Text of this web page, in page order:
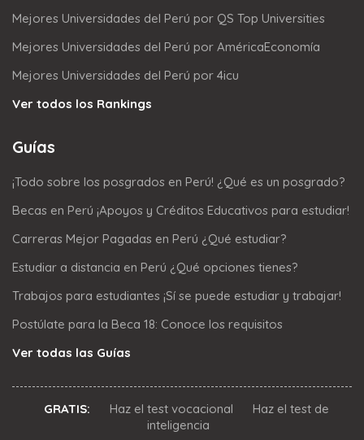
Mejores Universidades del Perú por QS Top Universities
Mejores Universidades del Perú por AméricaEconomía
Mejores Universidades del Perú por 4icu
Ver todos los Rankings
Guías
¡Todo sobre los posgrados en Perú! ¿Qué es un posgrado?
Becas en Perú ¡Apoyos y Créditos Educativos para estudiar!
Carreras Mejor Pagadas en Perú ¿Qué estudiar?
Estudiar a distancia en Perú ¿Qué opciones tienes?
Trabajos para estudiantes ¡Sí se puede estudiar y trabajar!
Postúlate para la Beca 18: Conoce los requisitos
Ver todas las Guías
GRATIS: Haz el test vocacional
Haz el test de
inteligencia